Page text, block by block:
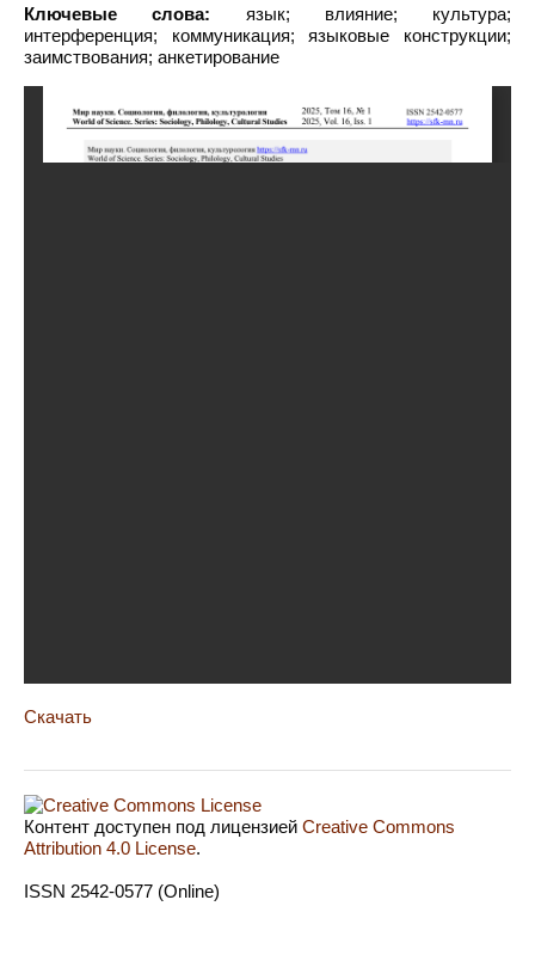
Ключевые слова: язык; влияние; культура;
интерференция; коммуникация; языковые конструкции;
заимствования; анкетирование
Скачать
Контент доступен под лицензией Creative Commons
Attribution 4.0 License.
ISSN 2542-0577 (Online)